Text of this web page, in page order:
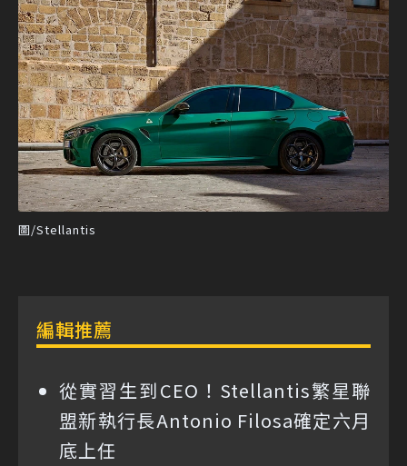
圖/Stellantis
編輯推薦
從實習生到CEO！Stellantis繁星聯
盟新執行長Antonio Filosa確定六月
底上任